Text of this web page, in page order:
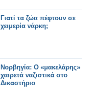
Γιατί τα ζώα πέφτουν σε
χειμερία νάρκη;
Νορβηγία: Ο «μακελάρης»
χαιρετά ναζιστικά στο
Δικαστήριο